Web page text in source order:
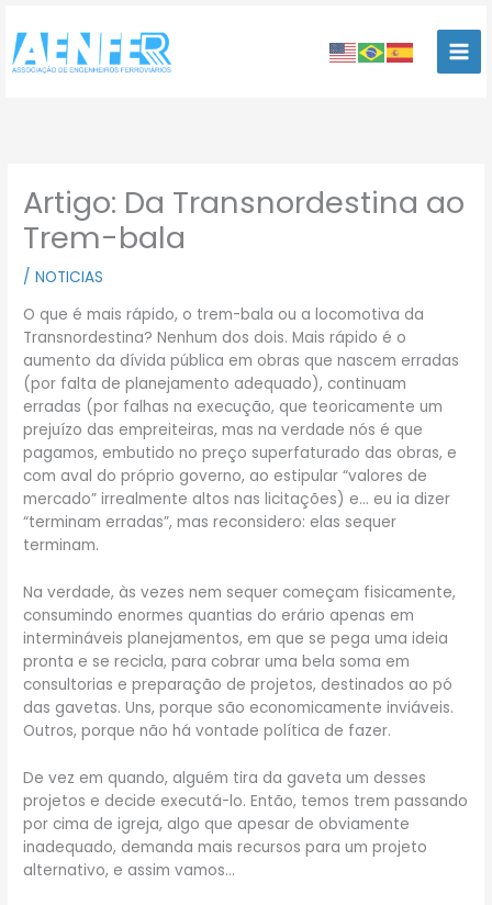
para
conteúdo
Artigo: Da Transnordestina ao
Trem-bala
/NOTICIAS
O que é mais rápido, o trem-bala ou a locomotiva da
Transnordestina? Nenhum dos dois. Mais rápido é o
aumento da dívida pública em obras que nascem erradas
(por falta de planejamento adequado), continuam
erradas (por falhas na execução, que teoricamente um
prejuízo das empreiteiras, mas na verdade nós é que
pagamos, embutido no preço superfaturado das obras, e
com aval do próprio governo, ao estipular “valores de
mercado” irrealmente altos nas licitações) e… eu ia dizer
“terminam erradas”, mas reconsidero: elas sequer
terminam.
Na verdade, às vezes nem sequer começam fisicamente,
consumindo enormes quantias do erário apenas em
intermináveis planejamentos, em que se pega uma ideia
pronta e se recicla, para cobrar uma bela soma em
consultorias e preparação de projetos, destinados ao pó
das gavetas. Uns, porque são economicamente inviáveis.
Outros, porque não há vontade política de fazer.
De vez em quando, alguém tira da gaveta um desses
projetos e decide executá-lo. Então, temos trem passando
por cima de igreja, algo que apesar de obviamente
inadequado, demanda mais recursos para um projeto
alternativo, e assim vamos…